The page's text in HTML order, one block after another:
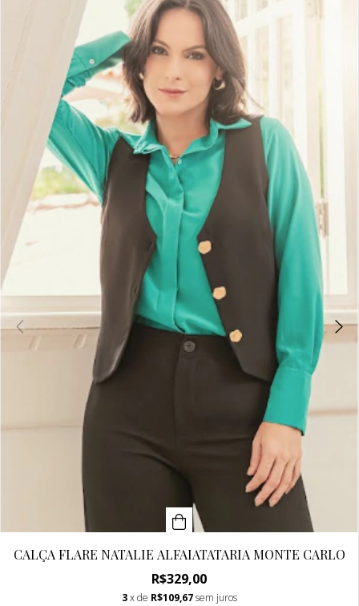
CALÇA FLARE NATALIE ALFAIATATARIA MONTE CARLO
R$329,00
3 x de R$109,67 sem juros